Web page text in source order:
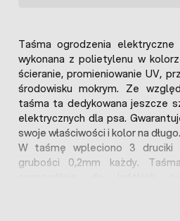
Taśma ogrodzenia
wykonana z polietylenu w
ścieranie, promieniowanie UV,
środowisku mokrym. Ze
taśma ta dedykowana jeszcze
elektrycznych dla psa.
swoje właściwości i kolor na długo.
W taśmę wpleciono 3
grubości 0,2mm każdy.
(przydomowych) zwłaszcza dla